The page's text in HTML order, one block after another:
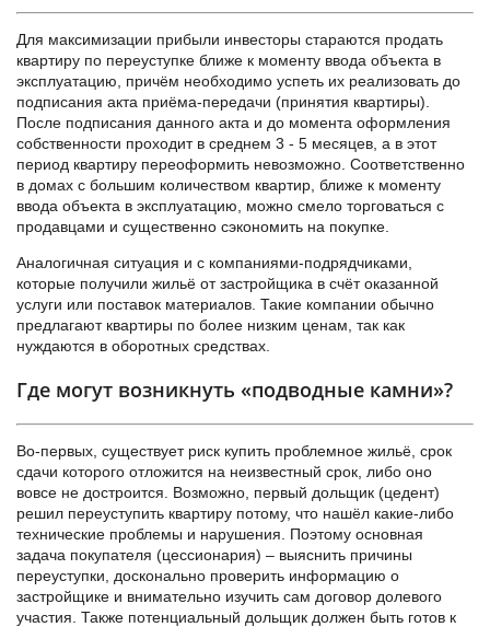
Для максимизации прибыли инвесторы стараются продать
квартиру по переуступке ближе к моменту ввода объекта в
эксплуатацию, причём необходимо успеть их реализовать до
подписания акта приёма-передачи (принятия квартиры).
После подписания данного акта и до момента оформления
собственности проходит в среднем 3 - 5 месяцев, а в этот
период квартиру переоформить невозможно. Соответственно
в домах с большим количеством квартир, ближе к моменту
ввода объекта в эксплуатацию, можно смело торговаться с
продавцами и существенно сэкономить на покупке.
Аналогичная ситуация и с компаниями-подрядчиками,
которые получили жильё от застройщика в счёт оказанной
услуги или поставок материалов. Такие компании обычно
предлагают квартиры по более низким ценам, так как
нуждаются в оборотных средствах.
Где могут возникнуть «подводные камни»?
Во-первых, существует риск купить проблемное жильё, срок
сдачи которого отложится на неизвестный срок, либо оно
вовсе не достроится. Возможно, первый дольщик (цедент)
решил переуступить квартиру потому, что нашёл какие-либо
технические проблемы и нарушения. Поэтому основная
задача покупателя (цессионария) – выяснить причины
переуступки, досконально проверить информацию о
застройщике и внимательно изучить сам договор долевого
участия. Также потенциальный дольщик должен быть готов к